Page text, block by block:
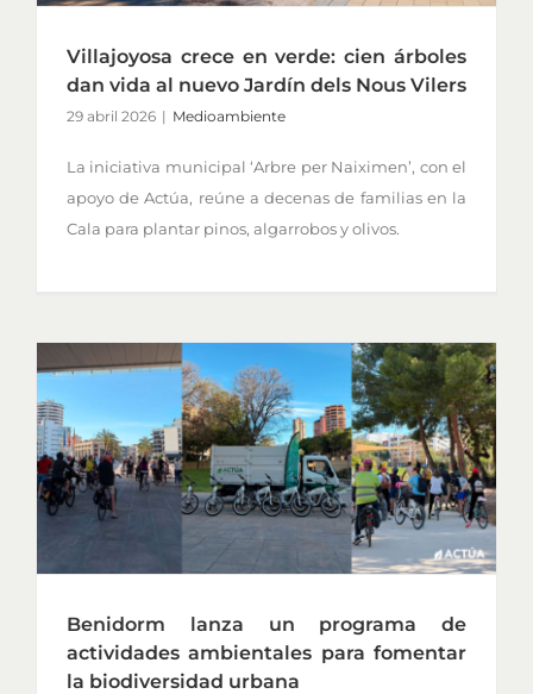
Villajoyosa crece en verde: cien árboles
dan vida al nuevo Jardín dels Nous Vilers
29 abril 2026 | Medioambiente
La iniciativa municipal ‘Arbre per Naiximen’, con el
apoyo de Actúa, reúne a decenas de familias en la
Cala para plantar pinos, algarrobos y olivos.
Benidorm lanza un programa de
actividades ambientales para fomentar
la biodiversidad urbana